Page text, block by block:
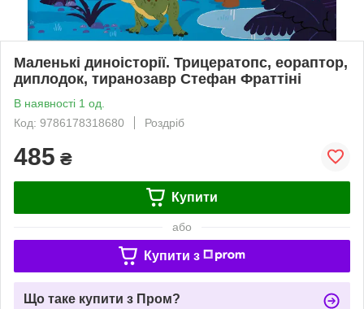
Маленькі диноісторії. Трицератопс, еораптор,
диплодок, тиранозавр Стефан Фраттіні
В наявності 1 од.
Код: 9786178318680
Роздріб
485 ₴
Купити
або
Купити з
Що таке купити з Пром?